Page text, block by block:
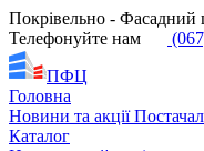
Покрівельно - Фасадний
Телефонуйте нам
ПФЦ
Головна
Новини та акції
Каталог